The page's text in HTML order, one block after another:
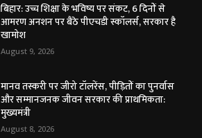
बिहार: उच्च शिक्षा के भविष्य पर संकट, 6 दिनों से
आमरण अनशन पर बैठे पीएचडी स्कॉलर्स, सरकार है
खामोश
August 9, 2026
मानव तस्करी पर जीरो टॉलरेंस, पीड़ितों का पुनर्वास
और सम्मानजनक जीवन सरकार की प्राथमिकता:
मुख्यमंत्री
August 8, 2026